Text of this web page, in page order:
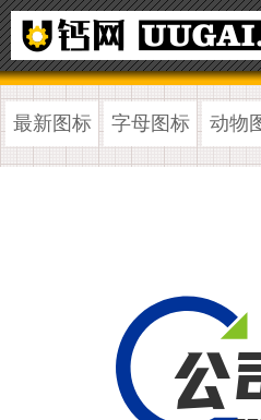
最新图标 字母图标 动物